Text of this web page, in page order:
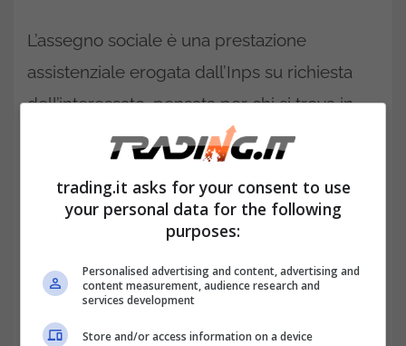
L’assegno sociale è una prestazione
assistenziale erogata dall’Inps su richiesta
dell’interessato, pensata per chi si trova in
una condizione di bisogno economico e non
ha diritto a una pensione. Non si tratta di un
trattamento previdenziale, quindi non
richiede contributi, non è reversibile ai
superstiti, non subisce tassazione Irpef e non
può essere pignorato. Il diritto viene
verificato anno per anno sulla base dei
trading.it asks for your consent to use
your personal data for the following
purposes:
Personalised advertising and content, advertising and
content measurement, audience research and
services development
Store and/or access information on a device